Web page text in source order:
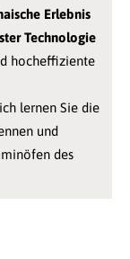
Erlebnis
Technologie
hocheffiziente
lernen Sie die
und
des